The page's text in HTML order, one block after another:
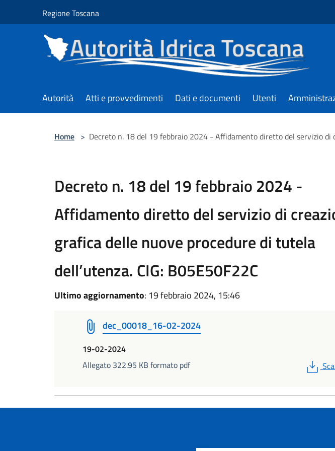
Regione Toscana
Autorità Atti e provvedimenti Dati e documenti Utenti
Home > Decreto n. 18 del 19 febbraio 2024 - Affidamento diretto del servizio di
Decreto n. 18 del 19 febbraio 2024 -
Affidamento diretto del servizio di
grafica delle nuove procedure di tutela
dell’utenza. CIG: B05E50F22C
Ultimo aggiornamento: 19 febbraio 2024, 15:46
dec_00018_16-02-2024
19-02-2024
Allegato 322.95 KB formato pdf
PDF